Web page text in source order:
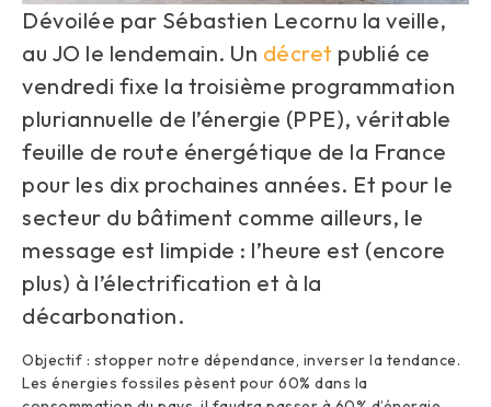
Dévoilée par Sébastien Lecornu la veille,
au JO le lendemain. Un décret publié ce
vendredi fixe la troisième programmation
pluriannuelle de l’énergie (PPE), véritable
feuille de route énergétique de la France
pour les dix prochaines années. Et pour le
secteur du bâtiment comme ailleurs, le
message est limpide : l’heure est (encore
plus) à l’électrification et à la
décarbonation.
Objectif : stopper notre dépendance, inverser la tendance.
Les énergies fossiles pèsent pour 60% dans la